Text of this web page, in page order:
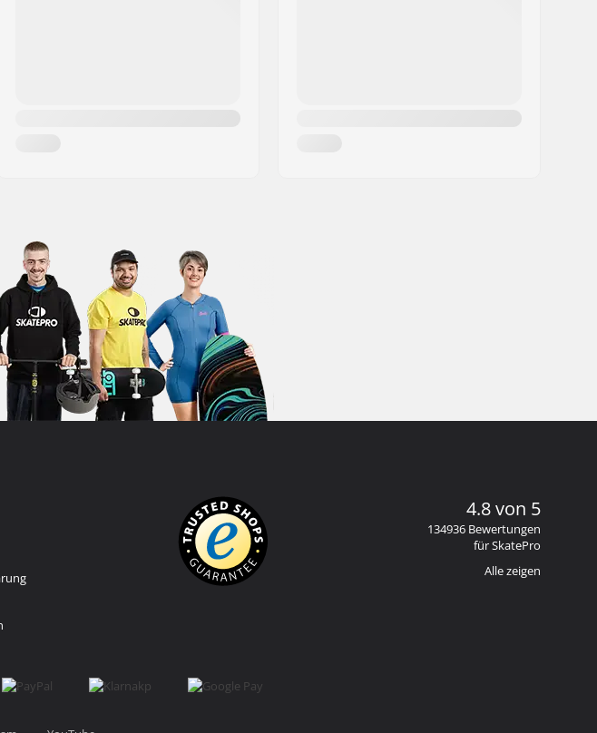
4.8 von 5
134936 Bewertungen
für SkatePro
Alle zeigen